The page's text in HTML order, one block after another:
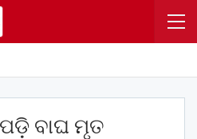
ବାଘ ମୃତ